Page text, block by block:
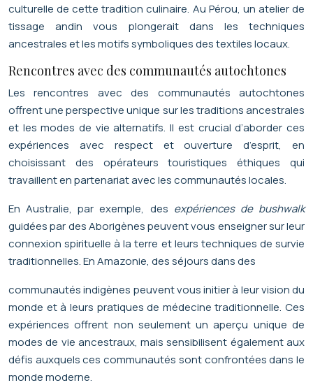
culturelle de cette tradition culinaire. Au Pérou, un atelier de
tissage andin vous plongerait dans les techniques
ancestrales et les motifs symboliques des textiles locaux.
Rencontres avec des communautés autochtones
Les rencontres avec des communautés autochtones
offrent une perspective unique sur les traditions ancestrales
et les modes de vie alternatifs. Il est crucial d’aborder ces
expériences avec respect et ouverture d’esprit, en
choisissant des opérateurs touristiques éthiques qui
travaillent en partenariat avec les communautés locales.
En Australie, par exemple, des expériences de bushwalk
guidées par des Aborigènes peuvent vous enseigner sur leur
connexion spirituelle à la terre et leurs techniques de survie
traditionnelles. En Amazonie, des séjours dans des
communautés indigènes peuvent vous initier à leur vision du
monde et à leurs pratiques de médecine traditionnelle. Ces
expériences offrent non seulement un aperçu unique de
modes de vie ancestraux, mais sensibilisent également aux
défis auxquels ces communautés sont confrontées dans le
monde moderne.